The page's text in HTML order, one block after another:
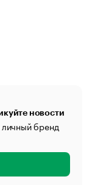
новости
личный бренд